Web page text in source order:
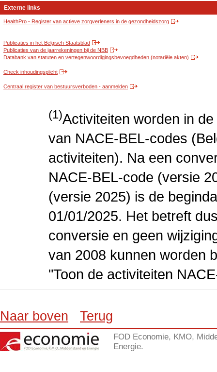
Externe links
HealthPro - Register van actieve zorgverleners in de gezondheidszorg
Publicaties in het Belgisch Staatsblad
Publicaties van de jaarrekeningen bij de NBB
Databank van statuten en vertegenwoordigingsbevoegdheden (notariële akten)
Check inhoudingsplicht
Centraal register van bestuursverboden - aanmelden
(1)Activiteiten worden in
van NACE-BEL-codes
activiteiten). Na een
NACE-BEL-code (versie
(versie 2025) is de
01/01/2025. Het betreft
conversie en geen
van 2008 kunnen worden
"Toon de activiteiten
Naar boven Terug
FOD Economie, KMO,
Energie.